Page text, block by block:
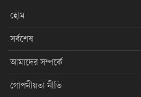
হোম
সর্বশেষ
আমাদের সম্পর্কে
গোপনীয়তা নীতি